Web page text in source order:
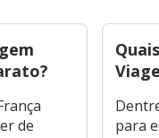
de
para